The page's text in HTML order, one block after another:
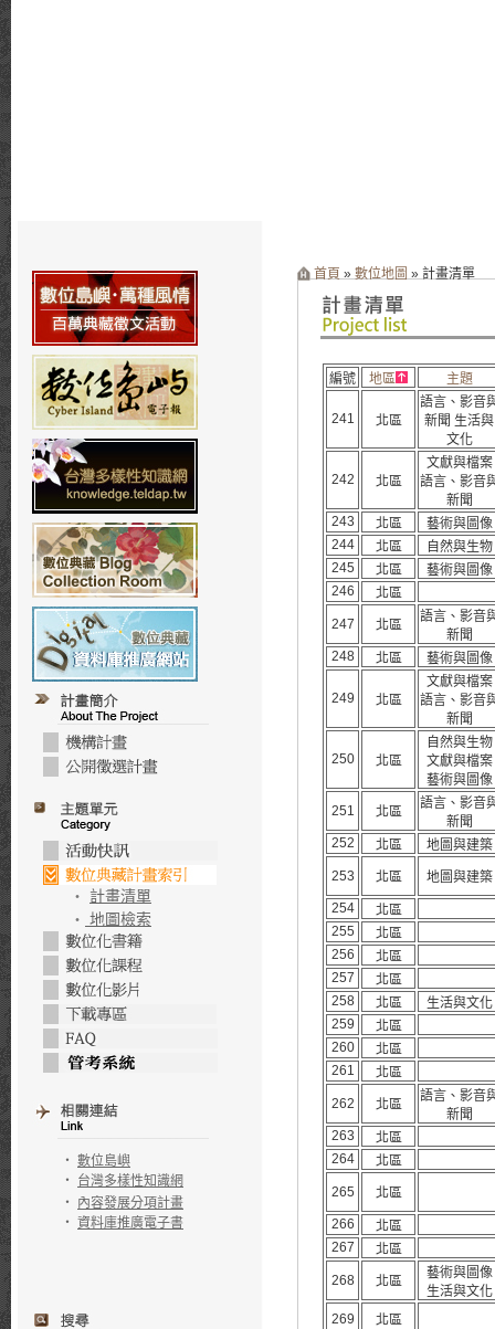
‧ 計畫清單
‧ 地圖檢索
‧ 數位島嶼
‧ 台灣多樣性知識網
‧ 內容發展分項計畫
‧ 資料庫推廣電子書
首頁 » 數位地圖 » 計畫清單
編號 地區 主題
241 北區
語言、影音
新聞 生活與
文化
242 北區
文獻與檔案
語言、影音
新聞
243
北區
藝術與圖像
244
北區
自然與生物
245
北區
藝術與圖像
246
北區
247
北區
語言、影音
新聞
248
北區 藝術與圖像
249 北區
文獻與檔案
語言、影音
新聞
250 北區
自然與生物
文獻與檔案
藝術與圖像
251
北區
語言、影音
新聞
252
北區
地圖與建築
253
北區
地圖與建築
254
北區
255
北區
256
北區
257
北區
258
北區
生活與文化
259
北區
260
北區
261
北區
262
北區
語言、影音
新聞
263
北區
264
北區
265
北區
266
北區
267
北區
268
北區
藝術與圖像
生活與文化
269
北區